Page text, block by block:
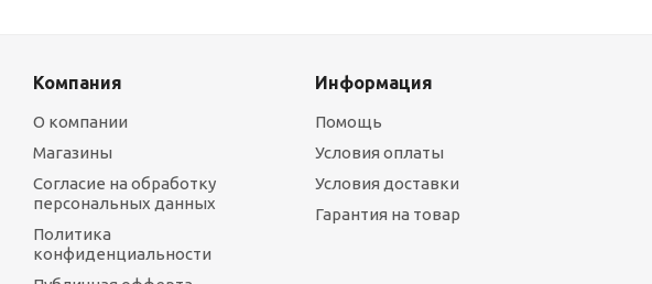
Компания
О компании
Магазины
Согласие на обработку
персональных данных
Политика
конфиденциальности
Информация
Помощь
Условия оплаты
Условия доставки
Гарантия на товар